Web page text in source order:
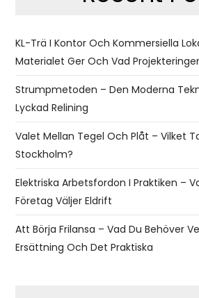
KL-Trä I Kontor Och Kommersiella
Materialet Ger Och Vad
Strumpmetoden – Den Moderna
Lyckad Relining
Valet Mellan Tegel Och Plåt – Vilket
Stockholm?
Elektriska Arbetsfordon I Praktiken –
Företag Väljer Eldrift
Att Börja Frilansa – Vad Du Behöver
Ersättning Och Det Praktiska